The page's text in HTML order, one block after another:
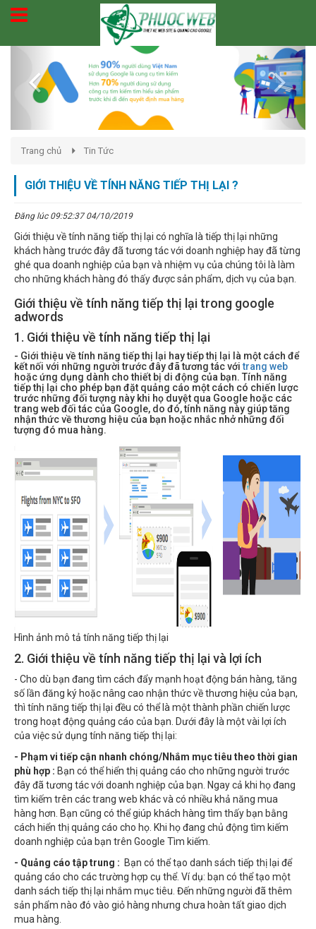
Trang chủ Tin Tức
GIỚI THIỆU VỀ TÍNH NĂNG TIẾP THỊ LẠI ?
Đăng lúc 09:52:37 04/10/2019
Giới thiệu về tính năng tiếp thị lại có nghĩa là tiếp thị lại những
khách hàng trước đây đã tương tác với doanh nghiệp hay đã từng
ghé qua doanh nghiệp của bạn và nhiệm vụ của chúng tôi là làm
cho những khách hàng đó thấy được sản phẩm, dịch vụ của bạn.
Giới thiệu về tính năng tiếp thị lại trong google
adwords
1. Giới thiệu về tính năng tiếp thị lại
- Giới thiệu về tính năng tiếp thị lại hay tiếp thị lại là một cách để
kết nối với những người trước đây đã tương tác vớitrang web
hoặc ứng dụng dành cho thiết bị di động của bạn. Tính năng
tiếp thị lại cho phép bạn đặt quảng cáo một cách có chiến lược
trước những đối tượng này khi họ duyệt qua Google hoặc các
trang web đối tác của Google, do đó, tính năng này giúp tăng
nhận thức về thương hiệu của bạn hoặc nhắc nhở những đối
tượng đó mua hàng.
Hình ảnh mô tả tính năng tiếp thị lại
2. Giới thiệu về tính năng tiếp thị lại và lợi ích
- Cho dù bạn đang tìm cách đẩy mạnh hoạt động bán hàng, tăng
số lần đăng ký hoặc nâng cao nhận thức về thương hiệu của bạn,
thì tính năng tiếp thị lại đều có thể là một thành phần chiến lược
trong hoạt động quảng cáo của bạn. Dưới đây là một vài lợi ích
của việc sử dụng tính năng tiếp thị lại:
- Phạm vi tiếp cận nhanh chóng/Nhắm mục tiêu theo thời gian
phù hợp : Bạn có thể hiển thị quảng cáo cho những người trước
đây đã tương tác với doanh nghiệp của bạn. Ngay cả khi họ đang
tìm kiếm trên các trang web khác và có nhiều khả năng mua
hàng hơn. Bạn cũng có thể giúp khách hàng tìm thấy bạn bằng
cách hiển thị quảng cáo cho họ. Khi họ đang chủ động tìm kiếm
doanh nghiệp của bạn trên Google Tìm kiếm.
- Quảng cáo tập trung : Bạn có thể tạo danh sách tiếp thị lại để
quảng cáo cho các trường hợp cụ thể. Ví dụ: bạn có thể tạo một
danh sách tiếp thị lại nhắm mục tiêu. Đến những người đã thêm
sản phẩm nào đó vào giỏ hàng nhưng chưa hoàn tất giao dịch
mua hàng.